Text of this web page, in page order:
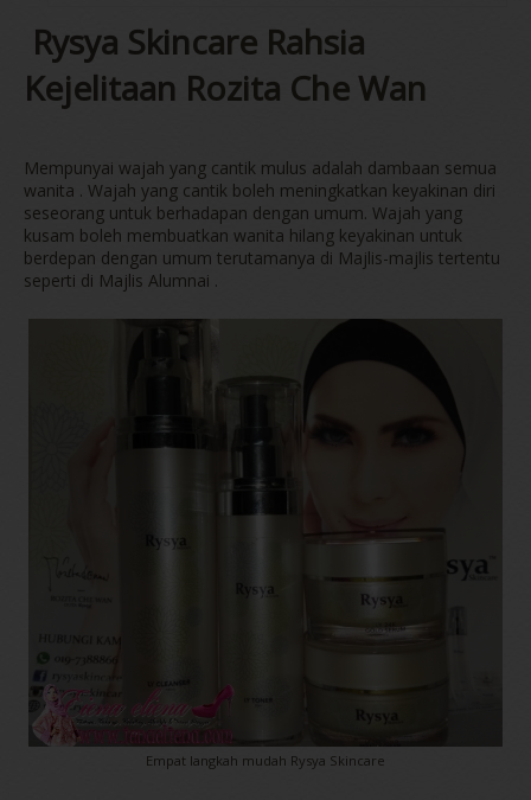
Rysya Skincare Rahsia
Kejelitaan Rozita Che Wan
Mempunyai wajah yang cantik mulus adalah dambaan semua
wanita . Wajah yang cantik boleh meningkatkan keyakinan diri
seseorang untuk berhadapan dengan umum. Wajah yang
kusam boleh membuatkan wanita hilang keyakinan untuk
berdepan dengan umum terutamanya di Majlis-majlis tertentu
seperti di Majlis Alumnai .
Empat langkah mudah Rysya Skincare